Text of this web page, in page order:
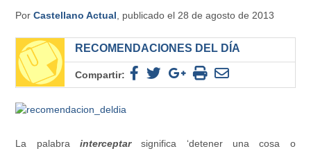
PorCastellano Actual , publicado el 28 de agosto de 2013
RECOMENDACIONES DEL DÍA
Compartir:
La palabrainterceptarsignifica ‘detener una cosa o